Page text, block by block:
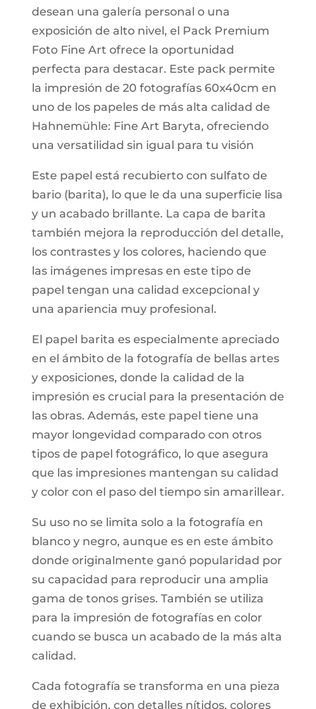
desean una galería personal o una
exposición de alto nivel, el Pack Premium
Foto Fine Art ofrece la oportunidad
perfecta para destacar. Este pack permite
la impresión de 20 fotografías 60x40cm en
uno de los papeles de más alta calidad de
Hahnemühle: Fine Art Baryta, ofreciendo
una versatilidad sin igual para tu visión
Este papel está recubierto con sulfato de
bario (barita), lo que le da una superficie lisa
y un acabado brillante. La capa de barita
también mejora la reproducción del detalle,
los contrastes y los colores, haciendo que
las imágenes impresas en este tipo de
papel tengan una calidad excepcional y
una apariencia muy profesional.
El papel barita es especialmente apreciado
en el ámbito de la fotografía de bellas artes
y exposiciones, donde la calidad de la
impresión es crucial para la presentación de
las obras. Además, este papel tiene una
mayor longevidad comparado con otros
tipos de papel fotográfico, lo que asegura
que las impresiones mantengan su calidad
y color con el paso del tiempo sin amarillear.
Su uso no se limita solo a la fotografía en
blanco y negro, aunque es en este ámbito
donde originalmente ganó popularidad por
su capacidad para reproducir una amplia
gama de tonos grises. También se utiliza
para la impresión de fotografías en color
cuando se busca un acabado de la más alta
calidad.
Cada fotografía se transforma en una pieza
de exhibición, con detalles nítidos, colores